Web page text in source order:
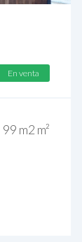
En venta
99 m2 m²